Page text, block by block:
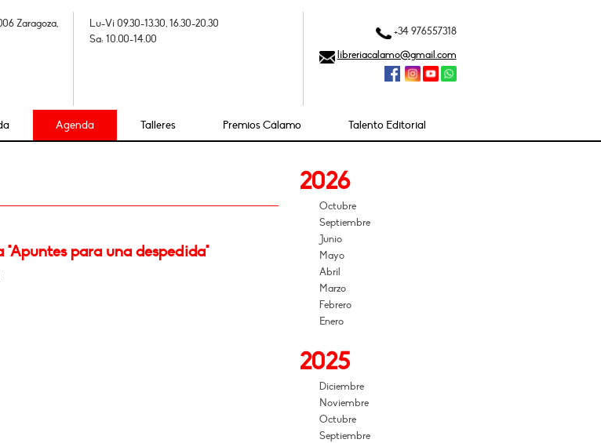
Zaragoza,
Lu-Vi 09.30-13.30, 16.30-20.30
Sa: 10.00-14.00
+34 976557318
libreriacalamo@gmail.com
Agenda Talleres Premios Cálamo Talento Editorial
"Apuntes para una despedida"
2026
Octubre
Septiembre
Junio
Mayo
Abril
Marzo
Febrero
Enero
2025
Diciembre
Noviembre
Octubre
Septiembre